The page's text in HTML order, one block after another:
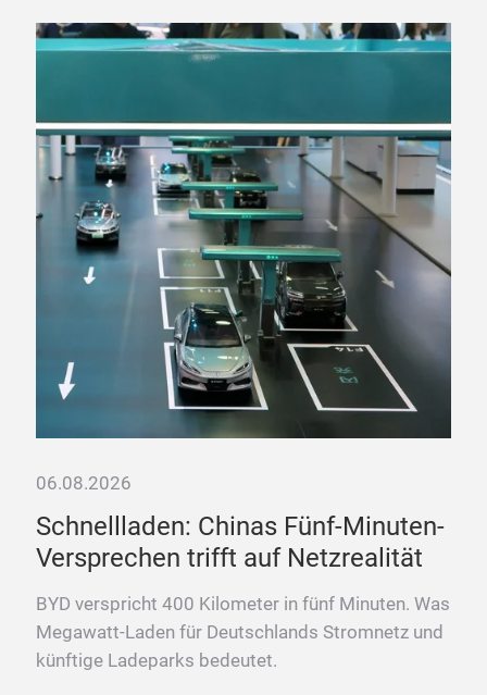
06.08.2026
Schnellladen: Chinas Fünf-Minuten-
Versprechen trifft auf Netzrealität
BYD verspricht 400 Kilometer in fünf Minuten. Was
Megawatt-Laden für Deutschlands Stromnetz und
künftige Ladeparks bedeutet.